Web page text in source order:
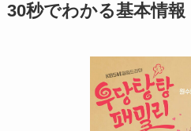
30秒でわかる基本情報